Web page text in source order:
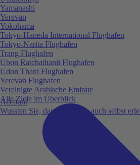
Account
Wussten Sie, dass Sie vieles auch selbst
Yamanashi
Yerevan
Yokohama
Tokyo-Haneda International Flughafen
Tokyo-Narita Flughafen
Trang Flughafen
Ubon Ratchathanii Flughafen
Udon Thani Flughafen
Yerevan Flughafen
Vereinigte Arabische Emirate
Alle Ziele im Überblick